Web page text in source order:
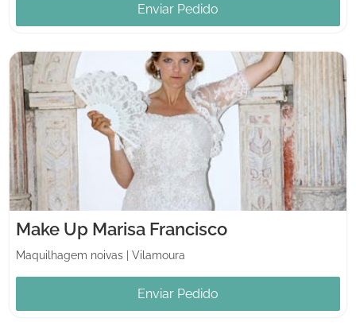
Enviar Pedido
Make Up Marisa Francisco
Maquilhagem noivas Vilamoura
Enviar Pedido